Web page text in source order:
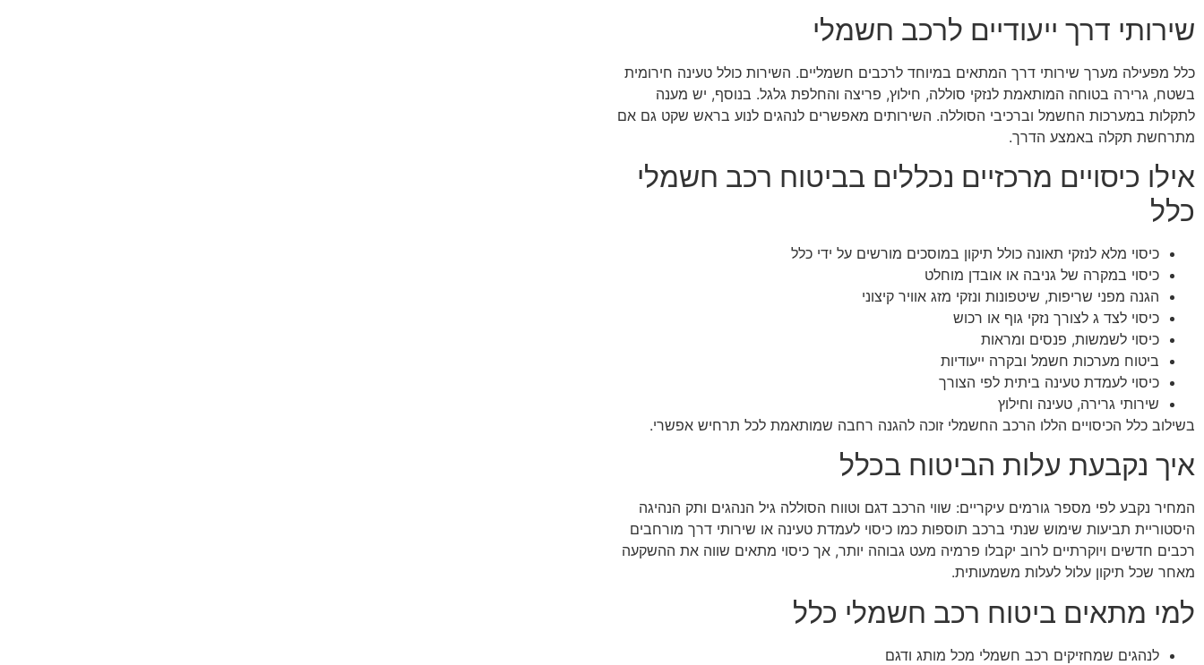
שירותי דרך ייעודיים לרכב חשמלי
כלל מפעילה מערך שירותי דרך המתאים במיוחד לרכבים חשמליים. השירות כולל טעינה חירומית
בשטח, גרירה בטוחה המותאמת לנזקי סוללה, חילוץ, פריצה והחלפת גלגל. בנוסף, יש מענה
לתקלות במערכות החשמל וברכיבי הסוללה. השירותים מאפשרים לנהגים לנוע בראש שקט גם אם
מתרחשת תקלה באמצע הדרך.
אילו כיסויים מרכזיים נכללים בביטוח רכב חשמלי
כלל
כיסוי מלא לנזקי תאונה כולל תיקון במוסכים מורשים על ידי כלל
כיסוי במקרה של גניבה או אובדן מוחלט
הגנה מפני שריפות, שיטפונות ונזקי מזג אוויר קיצוני
כיסוי לצד ג לצורך נזקי גוף או רכוש
כיסוי לשמשות, פנסים ומראות
ביטוח מערכות חשמל ובקרה ייעודיות
כיסוי לעמדת טעינה ביתית לפי הצורך
שירותי גרירה, טעינה וחילוץ
בשילוב כלל הכיסויים הללו הרכב החשמלי זוכה להגנה רחבה שמותאמת לכל תרחיש אפשרי.
איך נקבעת עלות הביטוח בכלל
המחיר נקבע לפי מספר גורמים עיקריים: שווי הרכב דגם וטווח הסוללה גיל הנהגים ותק הנהיגה
היסטוריית תביעות שימוש שנתי ברכב תוספות כמו כיסוי לעמדת טעינה או שירותי דרך מורחבים
רכבים חדשים ויוקרתיים לרוב יקבלו פרמיה מעט גבוהה יותר, אך כיסוי מתאים שווה את ההשקעה
מאחר שכל תיקון עלול לעלות משמעותית.
למי מתאים ביטוח רכב חשמלי כלל
לנהגים שמחזיקים רכב חשמלי מכל מותג ודגם